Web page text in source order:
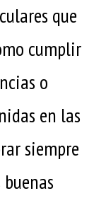
que
cumplir
o
en las
siempre